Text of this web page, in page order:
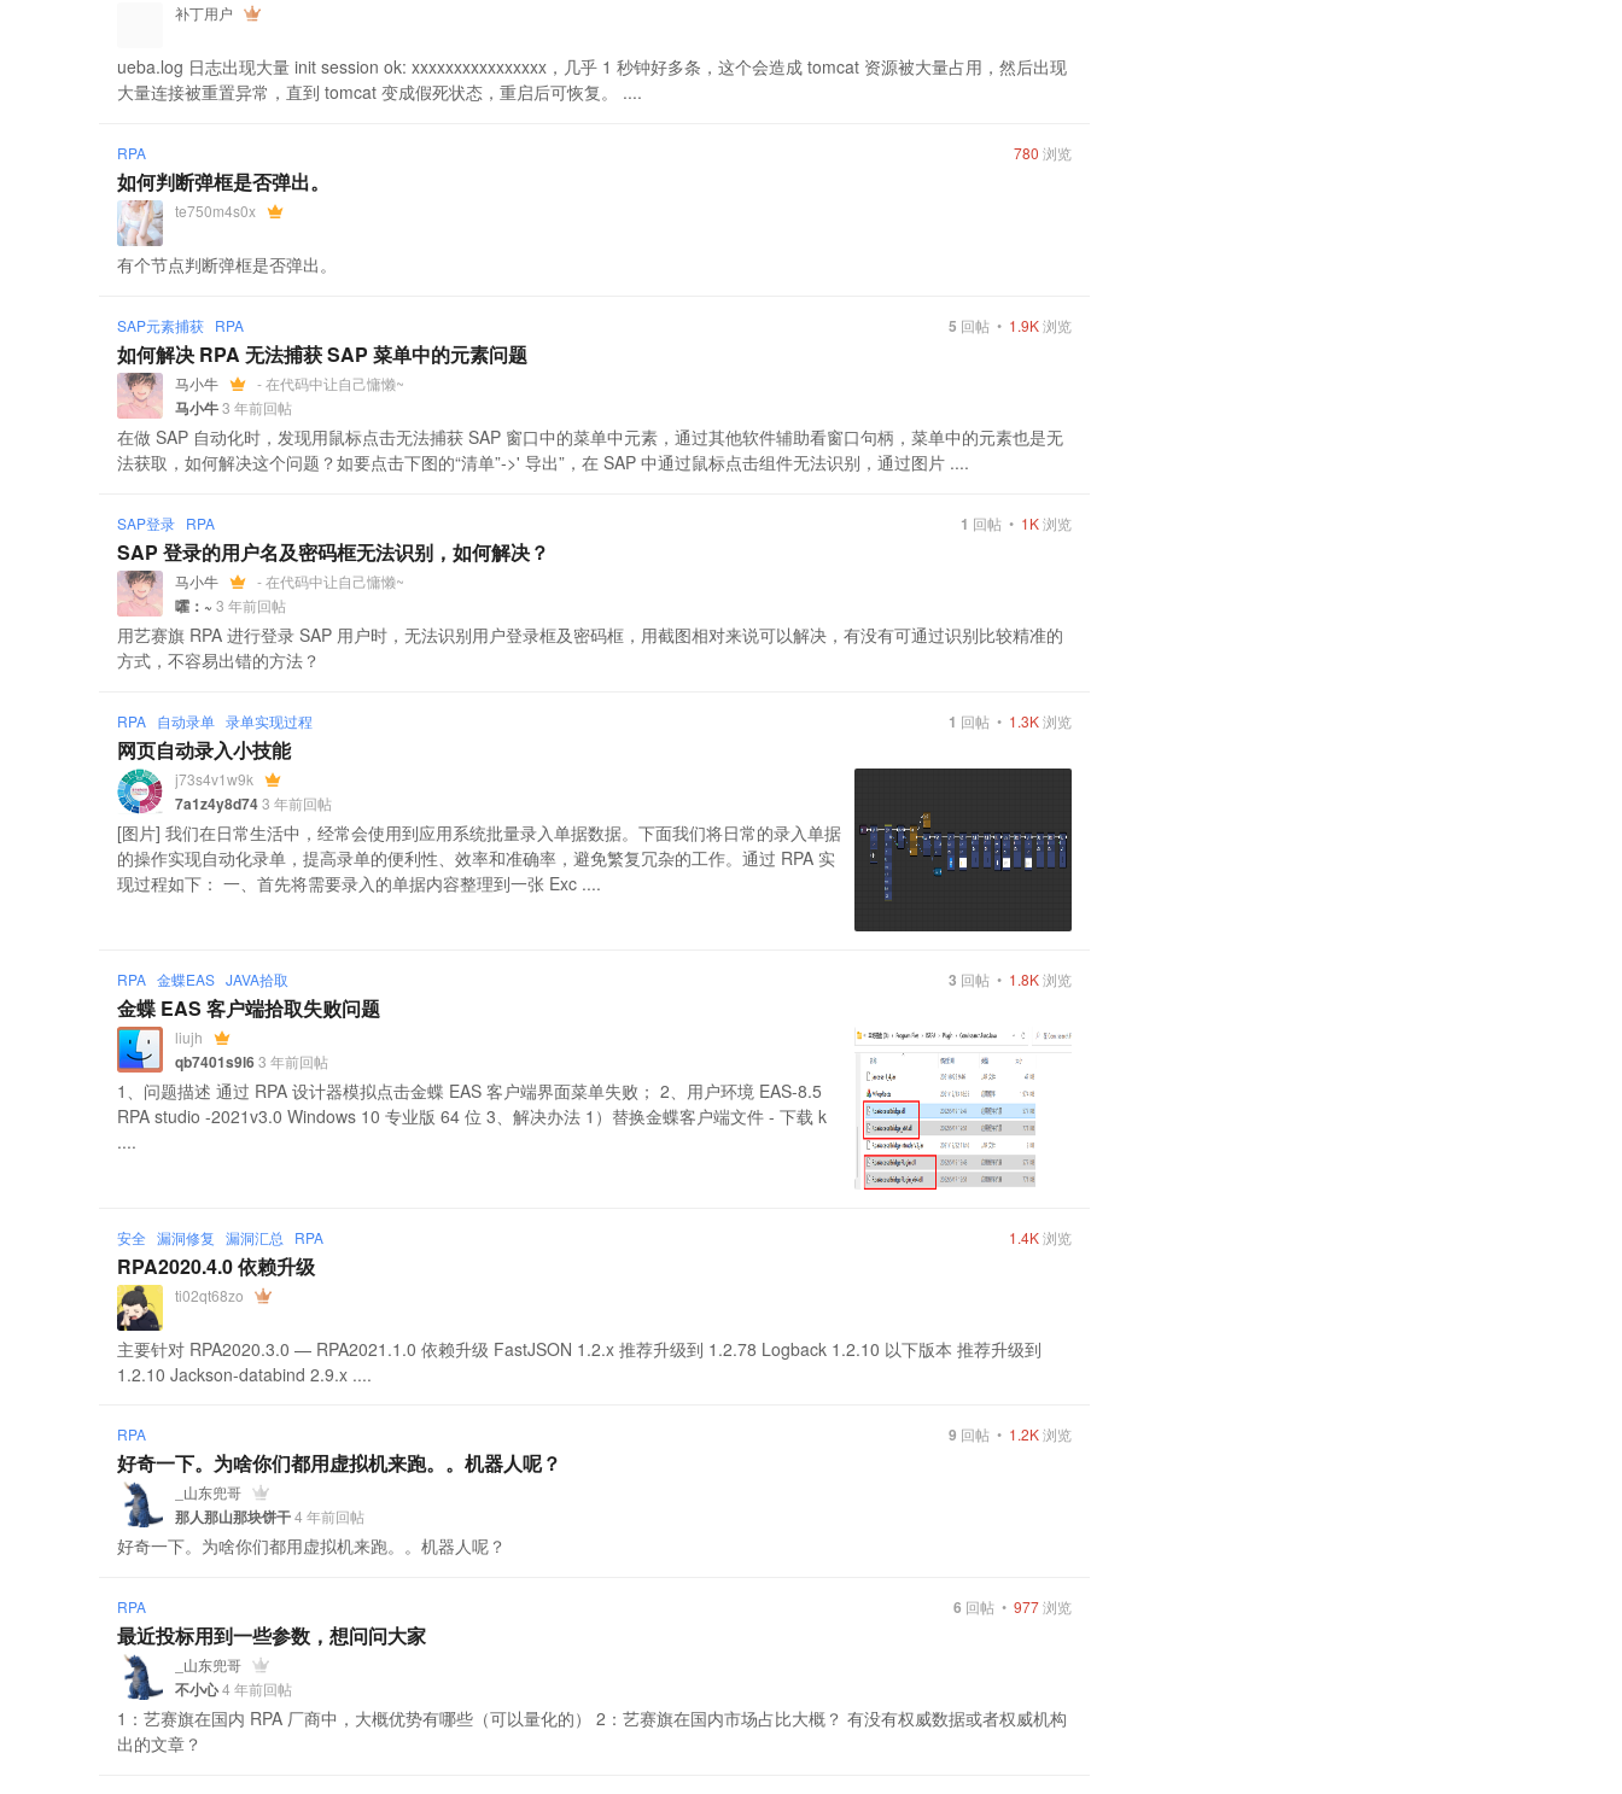
补丁用户
ueba.log 日志出现大量 init session ok: xxxxxxxxxxxxxxxx，几乎 1 秒钟好多条，这个会造成 tomcat 资源被大量占用，然后出现
大量连接被重置异常，直到 tomcat 变成假死状态，重启后可恢复。 ....
RPA 780 浏览
如何判断弹框是否弹出。
te750m4s0x
有个节点判断弹框是否弹出。
SAP元素捕获 RPA 5 回帖 • 1.9K浏览
如何解决 RPA 无法捕获 SAP 菜单中的元素问题
马小牛 - 在代码中让自己慵懒~
马小牛3 年前回帖
在做 SAP 自动化时，发现用鼠标点击无法捕获 SAP 窗口中的菜单中元素，通过其他软件辅助看窗口句柄，菜单中的元素也是无
法获取，如何解决这个问题？如要点击下图的“清单”->' 导出”，在 SAP 中通过鼠标点击组件无法识别，通过图片 ....
SAP登录 RPA 1 回帖 • 1K浏览
SAP 登录的用户名及密码框无法识别，如何解决？
马小牛 - 在代码中让自己慵懒~
嚯：~ 3 年前回帖
用艺赛旗 RPA 进行登录 SAP 用户时，无法识别用户登录框及密码框，用截图相对来说可以解决，有没有可通过识别比较精准的
方式，不容易出错的方法？
RPA 自动录单 录单实现过程 1 回帖 • 1.3K浏览
网页自动录入小技能
j73s4v1w9k
7a1z4y8d743 年前回帖
[图片] 我们在日常生活中，经常会使用到应用系统批量录入单据数据。下面我们将日常的录入单据
的操作实现自动化录单，提高录单的便利性、效率和准确率，避免繁复冗杂的工作。通过 RPA 实
现过程如下： 一、首先将需要录入的单据内容整理到一张 Exc ....
RPA 金蝶EAS JAVA拾取 3 回帖 • 1.8K浏览
金蝶 EAS 客户端拾取失败问题
liujh
qb7401s9l63 年前回帖
1、问题描述 通过 RPA 设计器模拟点击金蝶 EAS 客户端界面菜单失败； 2、用户环境 EAS-8.5
RPA studio -2021v3.0 Windows 10 专业版 64 位 3、解决办法 1）替换金蝶客户端文件 - 下载 k
....
安全 漏洞修复 漏洞汇总 RPA 1.4K浏览
RPA2020.4.0 依赖升级
ti02qt68zo
主要针对 RPA2020.3.0 — RPA2021.1.0 依赖升级 FastJSON 1.2.x 推荐升级到 1.2.78 Logback 1.2.10 以下版本 推荐升级到
1.2.10 Jackson-databind 2.9.x ....
RPA 9 回帖 • 1.2K浏览
好奇一下。为啥你们都用虚拟机来跑。。机器人呢？
_山东兜哥
那人那山那块饼干4 年前回帖
好奇一下。为啥你们都用虚拟机来跑。。机器人呢？
RPA 6 回帖 •977浏览
最近投标用到一些参数，想问问大家
_山东兜哥
不小心4 年前回帖
1：艺赛旗在国内 RPA 厂商中，大概优势有哪些（可以量化的） 2：艺赛旗在国内市场占比大概？ 有没有权威数据或者权威机构
出的文章？